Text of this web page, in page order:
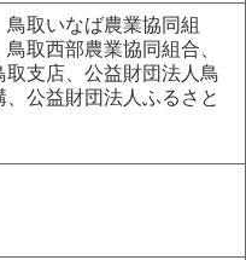
取いなば農業協同組
取西部農業協同組合、
支店、公益財団法人鳥
公益財団法人ふるさと